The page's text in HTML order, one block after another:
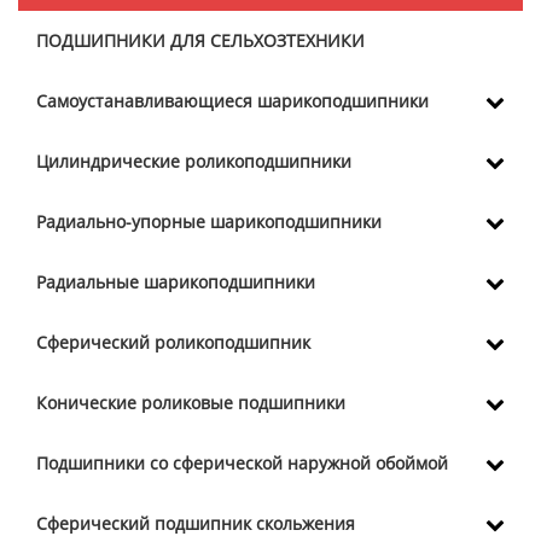
ПОДШИПНИКИ ДЛЯ СЕЛЬХОЗТЕХНИКИ
Самоустанавливающиеся шарикоподшипники
Цилиндрические роликоподшипники
Радиально-упорные шарикоподшипники
Радиальные шарикоподшипники
Сферический роликоподшипник
Конические роликовые подшипники
Подшипники со сферической наружной обоймой
Сферический подшипник скольжения